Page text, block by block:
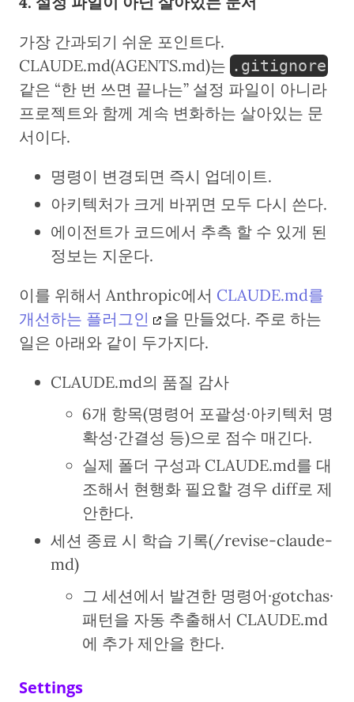
가장 간과되기 쉬운 포인트다.
CLAUDE.md(AGENTS.md)는 .gitignore
같은 “한 번 쓰면 끝나는” 설정 파일이 아니라
프로젝트와 함께 계속 변화하는 살아있는 문
서이다.
명령이 변경되면 즉시 업데이트.
아키텍처가 크게 바뀌면 모두 다시 쓴다.
에이전트가 코드에서 추측 할 수 있게 된
정보는 지운다.
이를 위해서 Anthropic에서 CLAUDE.md를
개선하는 플러그인
을 만들었다. 주로 하는
일은 아래와 같이 두가지다.
CLAUDE.md의 품질 감사
6개 항목(명령어 포괄성·아키텍처 명
확성·간결성 등)으로 점수 매긴다.
실제 폴더 구성과 CLAUDE.md를 대
조해서 현행화 필요할 경우 diff로 제
안한다.
세션 종료 시 학습 기록(/revise-claude-
md)
그 세션에서 발견한 명령어·gotchas·
패턴을 자동 추출해서 CLAUDE.md
에 추가 제안을 한다.
Settings